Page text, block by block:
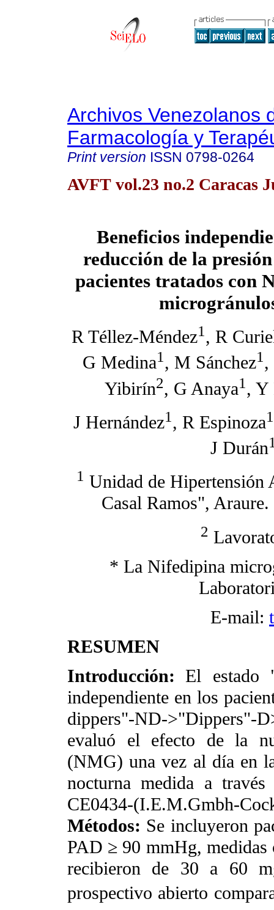
Archivos Venezolanos
Farmacología y
Print version ISSN 0798-0264
AVFT vol.23 no.2 Caracas
Beneficios
reducción de la
pacientes tratados con
R Téllez-Méndez1 , R
G Medina1 , M Sánchez1 ,
Yibirín2, G Anaya1 , Y
J Hernández1 , R Espinoza1
J Durán
1 Unidad de Hipertensión
Casal Ramos",
2
* La Nifedipina
E-mail:
RESUMEN
Introducción: El estado
independiente en los
dippers"-ND-
evaluó el efecto de la
(NMG) una vez al día en
nocturna medida a
CE0434-(I.E.M.Gmbh-
Métodos: Se incluyeron
PAD ≥ 90 mmHg, medidas
recibieron de 30 a 60
prospectivo abierto